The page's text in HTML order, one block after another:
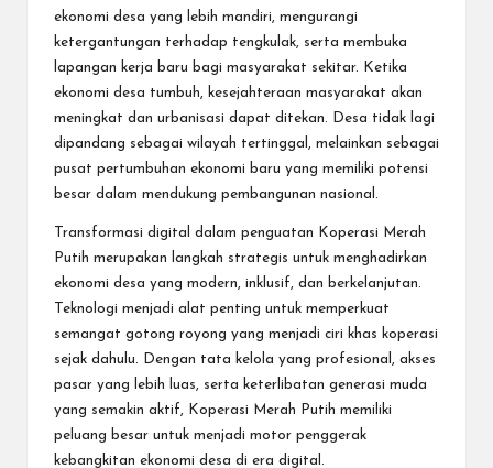
ekonomi desa yang lebih mandiri, mengurangi
ketergantungan terhadap tengkulak, serta membuka
lapangan kerja baru bagi masyarakat sekitar. Ketika
ekonomi desa tumbuh, kesejahteraan masyarakat akan
meningkat dan urbanisasi dapat ditekan. Desa tidak lagi
dipandang sebagai wilayah tertinggal, melainkan sebagai
pusat pertumbuhan ekonomi baru yang memiliki potensi
besar dalam mendukung pembangunan nasional.
Transformasi digital dalam penguatan Koperasi Merah
Putih merupakan langkah strategis untuk menghadirkan
ekonomi desa yang modern, inklusif, dan berkelanjutan.
Teknologi menjadi alat penting untuk memperkuat
semangat gotong royong yang menjadi ciri khas koperasi
sejak dahulu. Dengan tata kelola yang profesional, akses
pasar yang lebih luas, serta keterlibatan generasi muda
yang semakin aktif, Koperasi Merah Putih memiliki
peluang besar untuk menjadi motor penggerak
kebangkitan ekonomi desa di era digital.